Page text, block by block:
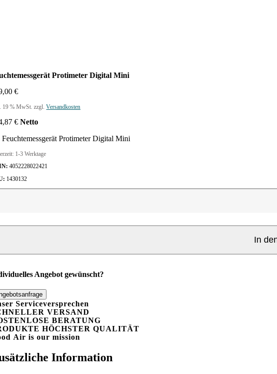
Protimeter Digital Mini
€
19 % MwSt. zzgl.Versandkosten
€ Netto
Feuchtemessgerät Protimeter Digital Mini
1-3 Werktage
4052228022421
1430132
In
Angebot gewünscht?
Serviceversprechen
VERSAND
BERATUNG
HÖCHSTER QUALITÄT
Air is our mission
Information